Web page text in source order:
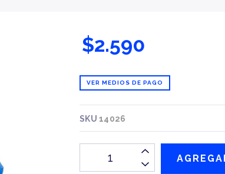
$2.590
VER MEDIOS DE PAGO
SKU14026